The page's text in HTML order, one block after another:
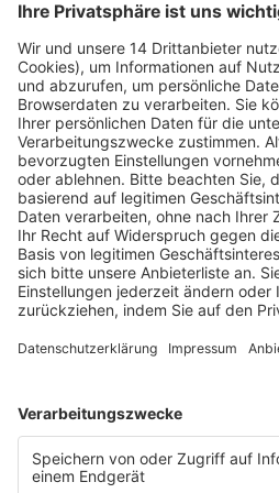
Fachmedien Recht und Wirtschaft
Ein Fachbereich der
dfv Mediengruppe
Mainzer Landstr. 251
60326 Frankfurt am Main
E-Mail:info@ruw.de
Web:https://www.ruw.de
AGB
Datenschutzerklärung
Genderhinweis